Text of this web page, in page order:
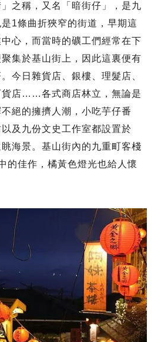
之稱，又名「暗街仔」，是九
1條曲折狹窄的街道，早期這
心，而當時的礦工們經常在下
集於基山街上，因此這裏便有
今日雜貨店、銀樓、理髮店、
貨店……各式商店林立，無論是
絕的擁擠人潮，小吃芋仔番
及九份文史工作室都設置於
海景。基山街內的九重町客棧
的佳作，橘黃色燈光也給人懷